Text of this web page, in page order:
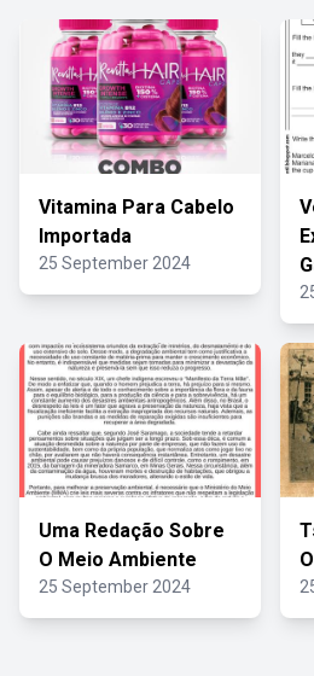
Vitamina Para Cabelo
Importada
25 September 2024
Uma Redação Sobre
O Meio Ambiente
25 September 2024